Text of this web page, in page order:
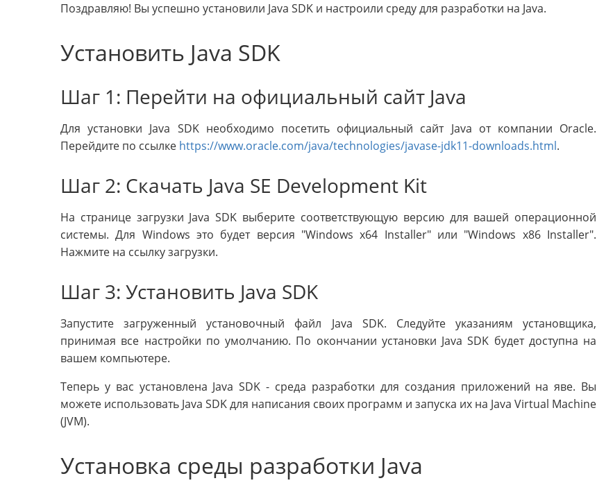
Поздравляю! Вы успешно установили Java SDK и настроили среду для разработки на Java.
Установить Java SDK
Шаг 1: Перейти на официальный сайт Java
Для установки Java SDK необходимо посетить официальный сайт Java от компании Oracle.
Перейдите по ссылке https://www.oracle.com/java/technologies/javase-jdk11-downloads.html.
Шаг 2: Скачать Java SE Development Kit
На странице загрузки Java SDK выберите соответствующую версию для вашей операционной
системы. Для Windows это будет версия "Windows x64 Installer" или "Windows x86 Installer".
Нажмите на ссылку загрузки.
Шаг 3: Установить Java SDK
Запустите загруженный установочный файл Java SDK. Следуйте указаниям установщика,
принимая все настройки по умолчанию. По окончании установки Java SDK будет доступна на
вашем компьютере.
Теперь у вас установлена Java SDK - среда разработки для создания приложений на яве. Вы
можете использовать Java SDK для написания своих программ и запуска их на Java Virtual Machine
(JVM).
Установка среды разработки Java